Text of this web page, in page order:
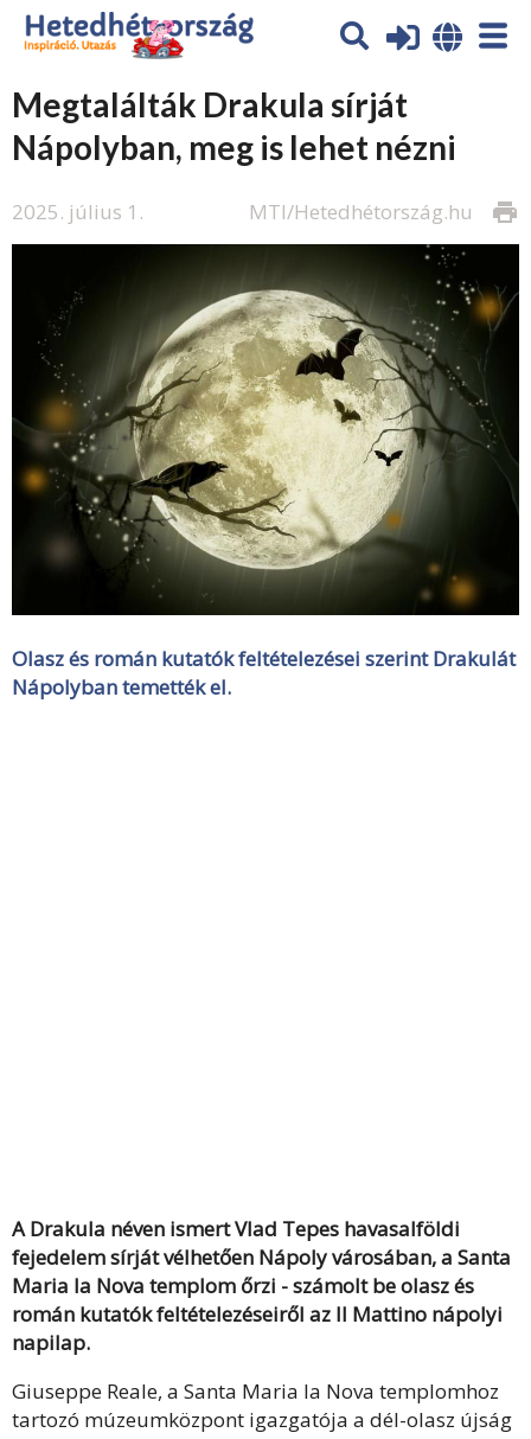
Megtalálták Drakula sírját
Nápolyban, meg is lehet nézni
2025. július 1. print
MTI/Hetedhétország.hu
Olasz és román kutatók feltételezései szerint Drakulát
Nápolyban temették el.
A Drakula néven ismert Vlad Tepes havasalföldi
fejedelem sírját vélhetően Nápoly városában, a Santa
Maria la Nova templom őrzi - számolt be olasz és
román kutatók feltételezéseiről az Il Mattino nápolyi
napilap.
Giuseppe Reale, a Santa Maria la Nova templomhoz
tartozó múzeumközpont igazgatója a dél-olasz újság